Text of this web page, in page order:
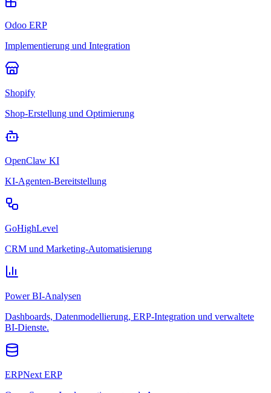
Odoo ERP
Implementierung und Integration
Shopify
Shop-Erstellung und Optimierung
OpenClaw KI
KI-Agenten-Bereitstellung
GoHighLevel
CRM und Marketing-Automatisierung
Power BI-Analysen
Dashboards, Datenmodellierung, ERP-Integration und verwaltete
BI-Dienste.
ERPNext ERP